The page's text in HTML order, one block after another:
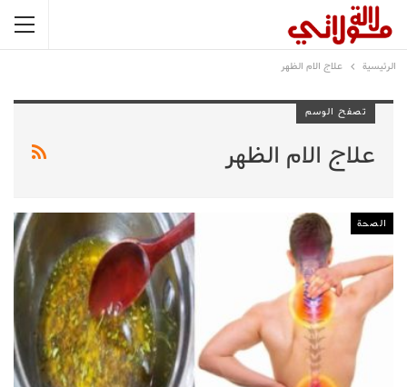
الرئيسية علاج الام الظهر
تصفح الوسم
علاج الام الظهر
الصحة